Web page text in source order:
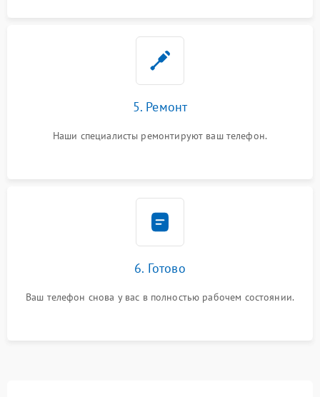
5. Ремонт
Наши специалисты ремонтируют ваш телефон.
6. Готово
Ваш телефон снова у вас в полностью рабочем состоянии.